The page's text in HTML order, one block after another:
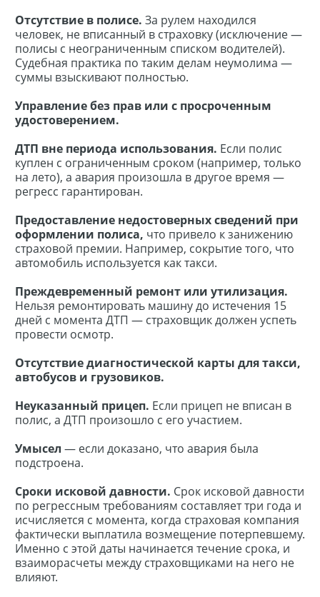
Отсутствие в полисе. За рулем находился
человек, не вписанный в страховку (исключение —
полисы с неограниченным списком водителей).
Судебная практика по таким делам неумолима —
суммы взыскивают полностью.
Управление без прав или с просроченным
удостоверением.
ДТП вне периода использования. Если полис
куплен с ограниченным сроком (например, только
на лето), а авария произошла в другое время —
регресс гарантирован.
Предоставление недостоверных сведений при
оформлении полиса, что привело к занижению
страховой премии. Например, сокрытие того, что
автомобиль используется как такси.
Преждевременный ремонт или утилизация.
Нельзя ремонтировать машину до истечения 15
дней с момента ДТП — страховщик должен успеть
провести осмотр.
Отсутствие диагностической карты для такси,
автобусов и грузовиков.
Неуказанный прицеп. Если прицеп не вписан в
полис, а ДТП произошло с его участием.
Умысел — если доказано, что авария была
подстроена.
Сроки исковой давности. Срок исковой давности
по регрессным требованиям составляет три года и
исчисляется с момента, когда страховая компания
фактически выплатила возмещение потерпевшему.
Именно с этой даты начинается течение срока, и
взаиморасчеты между страховщиками на него не
влияют.